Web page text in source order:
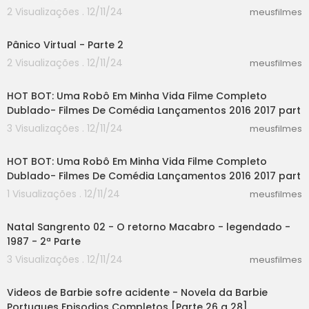
2 Visualizações . 12/11/24
meusfilmes
Pânico Virtual - Parte 2
2 Visualizações . 12/11/24
meusfilmes
HOT BOT: Uma Robô Em Minha Vida Filme Completo
Dublado- Filmes De Comédia Lançamentos 2016 2017 part
3 Visualizações . 12/11/24
meusfilmes
HOT BOT: Uma Robô Em Minha Vida Filme Completo
Dublado- Filmes De Comédia Lançamentos 2016 2017 part
1 Visualizações . 12/11/24
meusfilmes
Natal Sangrento 02 - O retorno Macabro - legendado -
1987 - 2ª Parte
3 Visualizações . 12/11/24
meusfilmes
Videos de Barbie sofre acidente - Novela da Barbie